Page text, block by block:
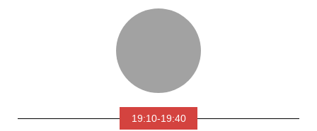
19:10-19:40